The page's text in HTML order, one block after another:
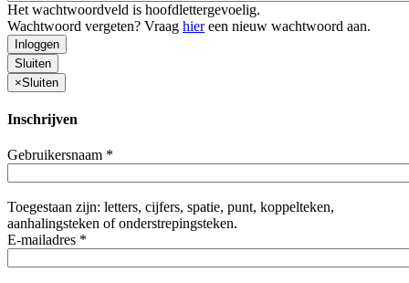
Het wachtwoordveld is hoofdlettergevoelig.
Wachtwoord vergeten? Vraag hiereen nieuw wachtwoord aan.
Inloggen
Sluiten
×Sluiten
Inschrijven
Gebruikersnaam *
Toegestaan zijn: letters, cijfers, spatie, punt, koppelteken,
aanhalingsteken of onderstrepingsteken.
E-mailadres *